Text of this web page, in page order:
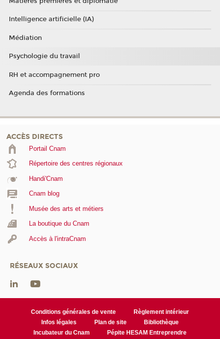
Intelligence artificielle (IA)
Médiation
Psychologie du travail
RH et accompagnement pro
Agenda des formations
ACCÈS DIRECTS
Portail Cnam
Répertoire des centres régionaux
Handi'Cnam
Cnam blog
Musée des arts et métiers
La boutique du Cnam
Accès à l'intraCnam
RÉSEAUX SOCIAUX
Conditions générales de vente
Règlement intérieur
Infos légales
Plan de site
Bibliothèque
Incubateur du Cnam
Pépite HESAM Entreprendre